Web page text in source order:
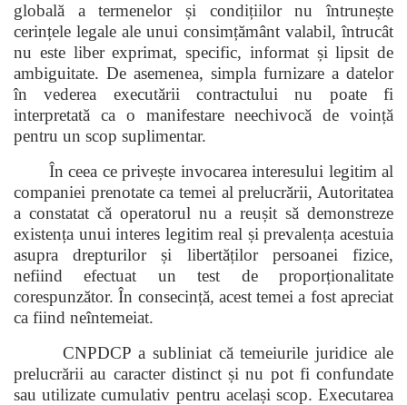
globală a termenelor și condițiilor nu întrunește
cerințele legale ale unui consimțământ valabil, întrucât
nu este liber exprimat, specific, informat și lipsit de
ambiguitate. De asemenea, simpla furnizare a datelor
în vederea executării contractului nu poate fi
interpretată ca o manifestare neechivocă de voință
pentru un scop suplimentar.
În ceea ce privește invocarea interesului legitim al
companiei prenotate ca temei al prelucrării, Autoritatea
a constatat că operatorul nu a reușit să demonstreze
existența unui interes legitim real și prevalența acestuia
asupra drepturilor și libertăților persoanei fizice,
nefiind efectuat un test de proporționalitate
corespunzător. În consecință, acest temei a fost apreciat
ca fiind neîntemeiat.
CNPDCP a subliniat că temeiurile juridice ale
prelucrării au caracter distinct și nu pot fi confundate
sau utilizate cumulativ pentru același scop. Executarea